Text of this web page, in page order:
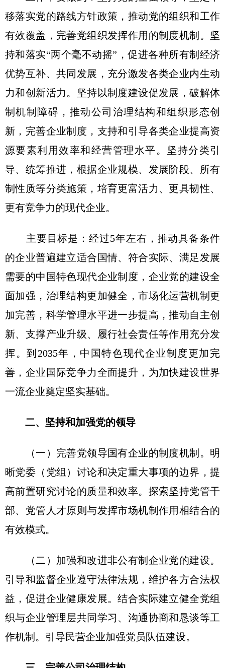
移落实党的路线方针政策，推动党的组织和工作
有效覆盖，完善党组织发挥作用的制度机制。坚
持和落实“两个毫不动摇”，促进各种所有制经济
优势互补、共同发展，充分激发各类企业内生动
力和创新活力。坚持以制度建设促发展，破解体
制机制障碍，推动公司治理结构和组织形态创
新，完善企业制度，支持和引导各类企业提高资
源要素利用效率和经营管理水平。坚持分类引
导、统筹推进，根据企业规模、发展阶段、所有
制性质等分类施策，培育更富活力、更具韧性、
更有竞争力的现代企业。
主要目标是：经过5年左右，推动具备条件
的企业普遍建立适合国情、符合实际、满足发展
需要的中国特色现代企业制度，企业党的建设全
面加强，治理结构更加健全，市场化运营机制更
加完善，科学管理水平进一步提高，推动自主创
新、支撑产业升级、履行社会责任等作用充分发
挥。到2035年，中国特色现代企业制度更加完
善，企业国际竞争力全面提升，为加快建设世界
一流企业奠定坚实基础。
二、坚持和加强党的领导
（一）完善党领导国有企业的制度机制。明
晰党委（党组）讨论和决定重大事项的边界，提
高前置研究讨论的质量和效率。探索坚持党管干
部、党管人才原则与发挥市场机制作用相结合的
有效模式。
（二）加强和改进非公有制企业党的建设。
引导和监督企业遵守法律法规，维护各方合法权
益，促进企业健康发展。结合实际建立健全党组
织与企业管理层共同学习、沟通协商和恳谈等工
作机制。引导民营企业加强党员队伍建设。